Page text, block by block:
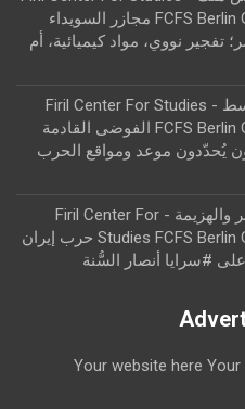
FCFS Berlin Germany Dr. Jameel M. Shaheen مجازر السويداء
تفجير نووي، مواد كيميائية، أم
الفوضى القادمة على الشرق الأوسط - Firil Center For Studies
FCFS Berlin Germany Dr. Jameel M. Shaheen الفوضى القادمة
يُحدّدون موعد ومواقع الحرب
حرب إيران إسرائيل، بمقياس النصر والهزيمة - Firil Center For
Studies FCFS Berlin Germany Dr. Jameel M. Shaheen حرب إيران
على #سرايا أنصار السُّنة
Your website here Your